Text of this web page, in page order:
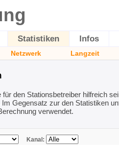
Statistiken Infos
Netzwerk Langzeit
den Stationsbetreiber hilfreich
Gegensatz zur den Statistiken
verwendet.
Kanal: